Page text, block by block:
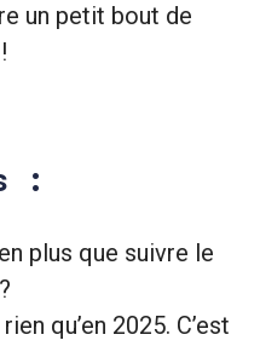
un petit bout de
:
plus que suivre le
qu’en 2025. C’est